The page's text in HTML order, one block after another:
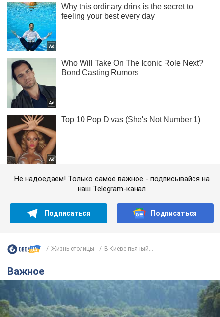
Не надоедаем! Только самое важное - подписывайся на
наш Telegram-канал
Подписаться Подписаться
Жизнь столицы В Киеве пьяный...
Важное